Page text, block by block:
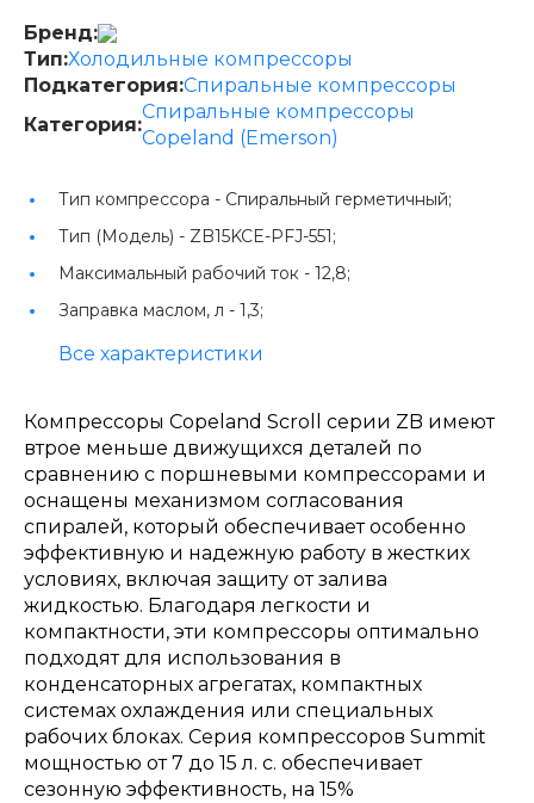
Бренд:
Тип:Холодильные компрессоры
Подкатегория:Спиральные компрессоры
Категория:
Спиральные компрессоры
Copeland (Emerson)
Тип компрессора - Спиральный герметичный;
Тип (Модель) - ZB15KCE-PFJ-551;
Максимальный рабочий ток - 12,8;
Заправка маслом, л - 1,3;
Все характеристики
Компрессоры Copeland Scroll серии ZB имеют
втрое меньше движущихся деталей по
сравнению с поршневыми компрессорами и
оснащены механизмом согласования
спиралей, который обеспечивает особенно
эффективную и надежную работу в жестких
условиях, включая защиту от залива
жидкостью. Благодаря легкости и
компактности, эти компрессоры оптимально
подходят для использования в
конденсаторных агрегатах, компактных
системах охлаждения или специальных
рабочих блоках. Серия компрессоров Summit
мощностью от 7 до 15 л. с. обеспечивает
сезонную эффективность, на 15%